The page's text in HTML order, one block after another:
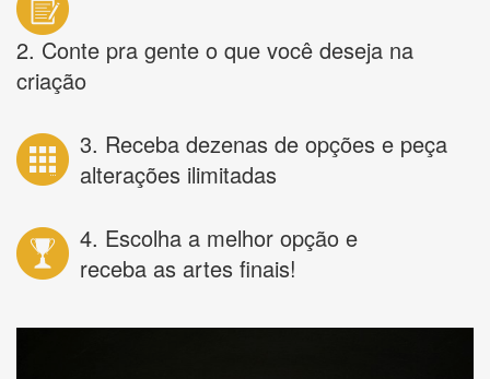
2. Conte pra gente o que você deseja na
criação
3. Receba dezenas de opções e peça
alterações ilimitadas
4. Escolha a melhor opção e
receba as artes finais!